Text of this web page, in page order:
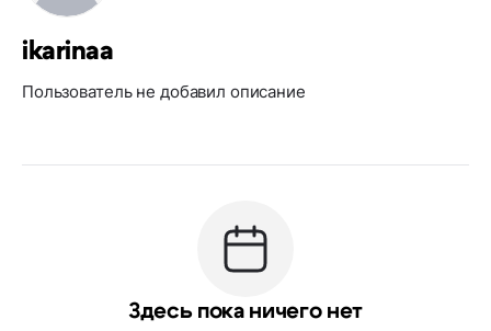
ikarinaa
Пользователь не добавил описание
Здесь пока ничего нет